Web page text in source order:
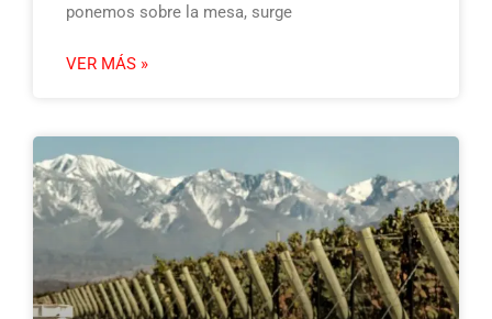
ponemos sobre la mesa, surge
VER MÁS »